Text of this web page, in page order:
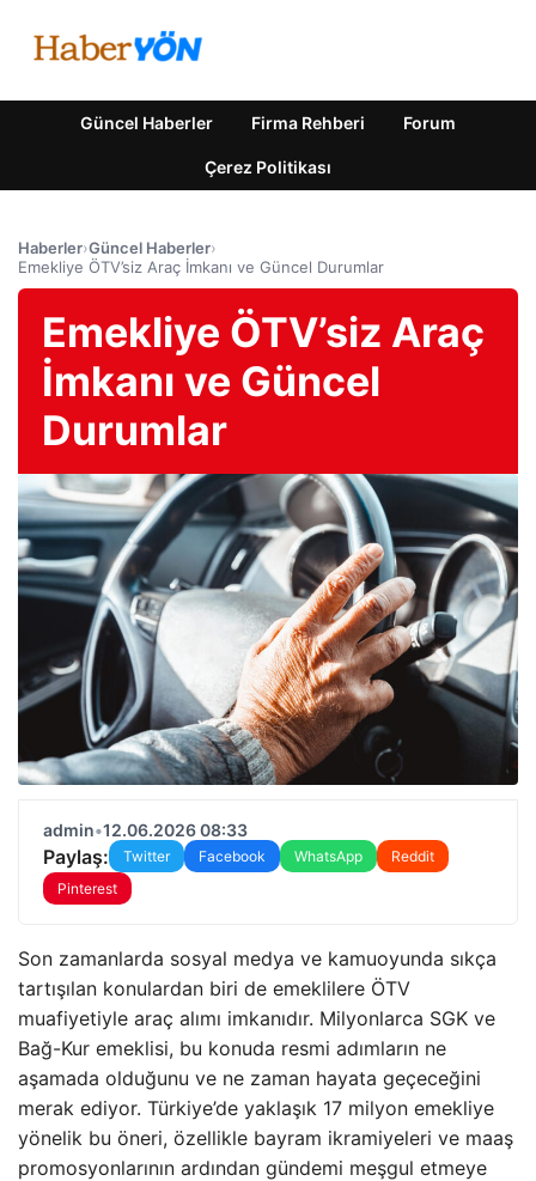
Güncel Haberler Firma Rehberi Forum
Çerez Politikası
Haberler›Güncel Haberler›
Emekliye ÖTV’siz Araç İmkanı ve Güncel Durumlar
Emekliye ÖTV’siz Araç
İmkanı ve Güncel
Durumlar
admin•12.06.2026 08:33
Paylaş: Twitter Facebook WhatsApp
Reddit
Pinterest
Son zamanlarda sosyal medya ve kamuoyunda sıkça
tartışılan konulardan biri de emeklilere ÖTV
muafiyetiyle araç alımı imkanıdır. Milyonlarca SGK ve
Bağ-Kur emeklisi, bu konuda resmi adımların ne
aşamada olduğunu ve ne zaman hayata geçeceğini
merak ediyor. Türkiye’de yaklaşık 17 milyon emekliye
yönelik bu öneri, özellikle bayram ikramiyeleri ve maaş
promosyonlarının ardından gündemi meşgul etmeye